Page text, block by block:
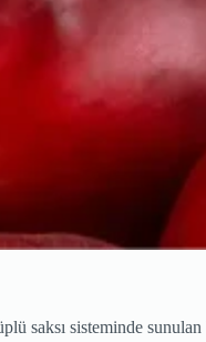
saksı sisteminde